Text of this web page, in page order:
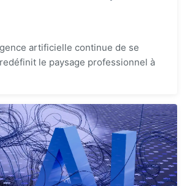
artificielle continue de se
le paysage professionnel à